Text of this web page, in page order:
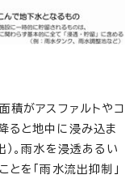
積がアスファルトやコ
ると地中に浸み込ま
）。雨水を浸透あるい
とを「雨水流出抑制」